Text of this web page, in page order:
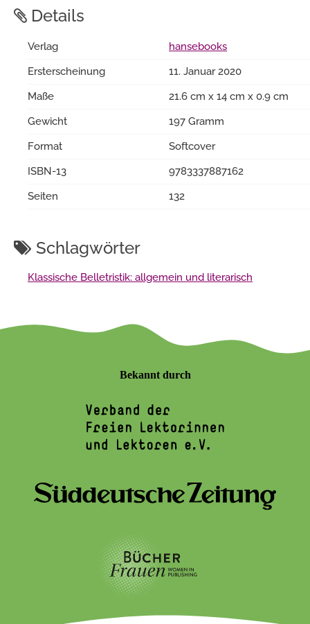
Details
Verlag
hansebooks
Ersterscheinung
11. Januar 2020
Maße
21.6 cm x 14 cm x 0.9 cm
Gewicht
197 Gramm
Format
Softcover
ISBN-13
9783337887162
Seiten
132
Schlagwörter
Klassische Belletristik: allgemein und literarisch
Bekannt durch